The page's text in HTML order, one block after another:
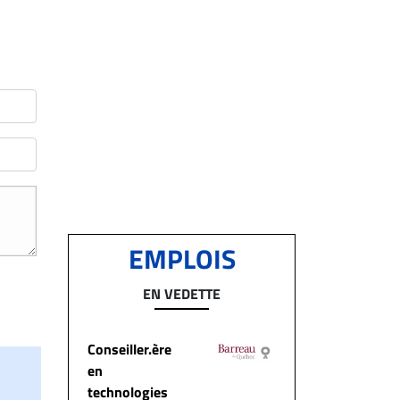
EMPLOIS
EN VEDETTE
Conseiller.ère
en
technologies